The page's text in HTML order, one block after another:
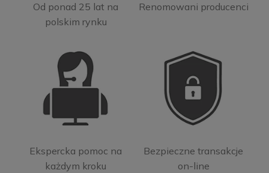
Od ponad 25 lat na
polskim rynku
Renomowani producenci
Ekspercka pomoc na
każdym kroku
Bezpieczne transakcje
on-line